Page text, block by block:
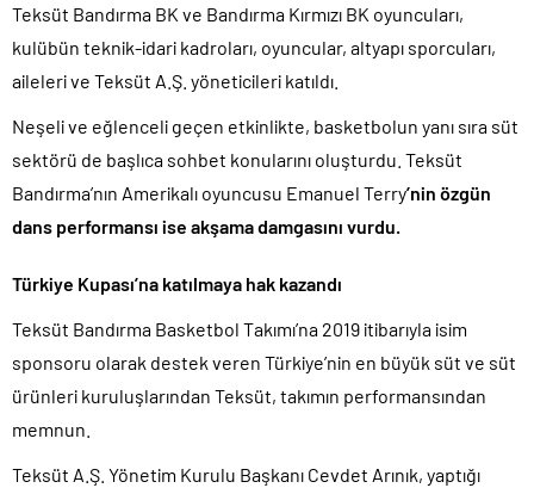
Teksüt Bandırma BK ve Bandırma Kırmızı BK oyuncuları,
kulübün teknik-idari kadroları, oyuncular, altyapı sporcuları,
aileleri ve Teksüt A.Ş. yöneticileri katıldı.
Neşeli ve eğlenceli geçen etkinlikte, basketbolun yanı sıra süt
sektörü de başlıca sohbet konularını oluşturdu. Teksüt
Bandırma’nın Amerikalı oyuncusu Emanuel Terry’nin özgün
dans performansı ise akşama damgasını vurdu.
Türkiye Kupası’na katılmaya hak kazandı
Teksüt Bandırma Basketbol Takımı’na 2019 itibarıyla isim
sponsoru olarak destek veren Türkiye’nin en büyük süt ve süt
ürünleri kuruluşlarından Teksüt, takımın performansından
memnun.
Teksüt A.Ş. Yönetim Kurulu Başkanı Cevdet Arınık, yaptığı